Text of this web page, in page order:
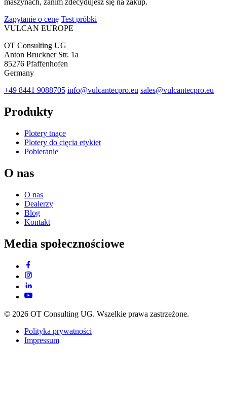
maszynach, zanim zdecydujesz się na zakup.
Zapytanie o cenę Test próbki
VULCAN EUROPE
OT Consulting UG
Anton Bruckner Str. 1a
85276 Pfaffenhofen
Germany
+49 8441 9088705 info@vulcantecpro.eu sales@vulcantecpro.eu
Produkty
Plotery tnące
Plotery do cięcia etykiet
Pobieranie
O nas
O nas
Dealerzy
Blog
Kontakt
Media społecznościowe
© 2026 OT Consulting UG. Wszelkie prawa zastrzeżone.
Polityka prywatności
Impressum